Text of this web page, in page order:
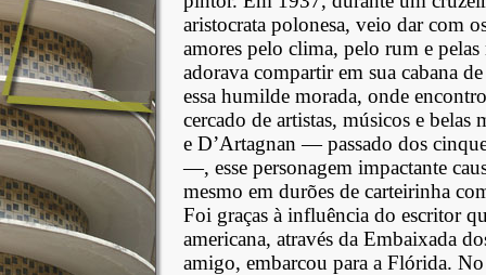
aristocrata polonesa, veio dar com
amores pelo clima, pelo rum e pelas
adorava compartir em sua cabana
essa humilde morada, onde
cercado de artistas, músicos e
e D’Artagnan — passado dos
—, esse personagem impactante
mesmo em durões de carteirinha
Foi graças à influência do escritor
americana, através da Embaixada
amigo, embarcou para a Flórida.